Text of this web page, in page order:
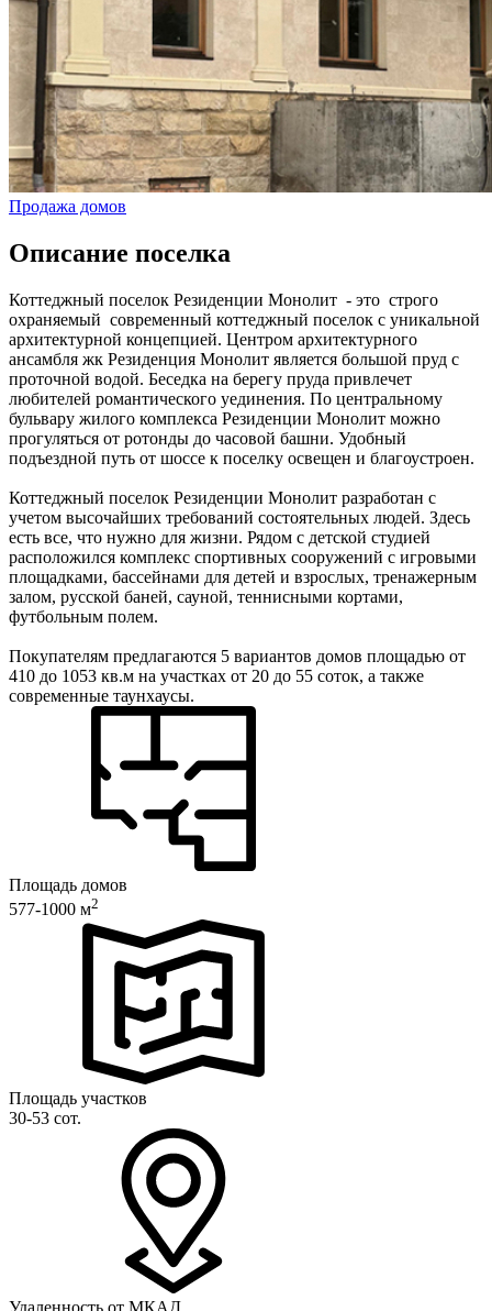
Продажа домов
Описание поселка
Коттеджный поселок Резиденции Монолит - это строго
охраняемый современный коттеджный поселок с уникальной
архитектурной концепцией. Центром архитектурного
ансамбля жк Резиденция Монолит является большой пруд с
проточной водой. Беседка на берегу пруда привлечет
любителей романтического уединения. По центральному
бульвару жилого комплекса Резиденции Монолит можно
прогуляться от ротонды до часовой башни. Удобный
подъездной путь от шоссе к поселку освещен и благоустроен.
Коттеджный поселок Резиденции Монолит разработан с
учетом высочайших требований состоятельных людей. Здесь
есть все, что нужно для жизни. Рядом с детской студией
расположился комплекс спортивных сооружений с игровыми
площадками, бассейнами для детей и взрослых, тренажерным
залом, русской баней, сауной, теннисными кортами,
футбольным полем.
Покупателям предлагаются 5 вариантов домов площадью от
410 до 1053 кв.м на участках от 20 до 55 соток, а также
современные таунхаусы.
Площадь домов
577-1000 м2
Площадь участков
30-53 сот.
Удаленность от МКАД